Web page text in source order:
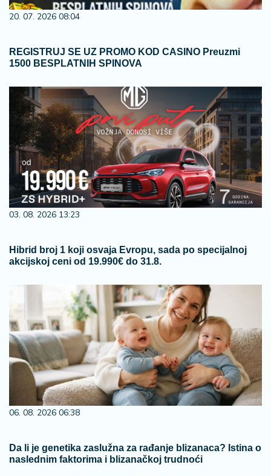
20. 07. 2026 08:04
REGISTRUJ SE UZ PROMO KOD CASINO Preuzmi
1500 BESPLATNIH SPINOVA
03. 08. 2026 13:23
Hibrid broj 1 koji osvaja Evropu, sada po specijalnoj
akcijskoj ceni od 19.990€ do 31.8.
06. 08. 2026 06:38
Da li je genetika zaslužna za rađanje blizanaca? Istina o
naslednim faktorima i blizanačkoj trudnoći